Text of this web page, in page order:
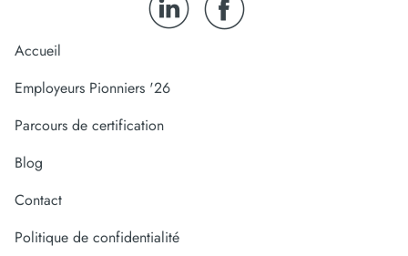
Accueil
Employeurs Pionniers '26
Parcours de certification
Blog
Contact
Politique de confidentialité